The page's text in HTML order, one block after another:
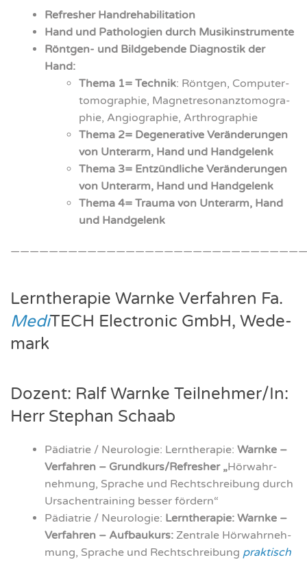
Refres­her Handreha­bi­li­ta­ti­on
Hand und Patho­lo­gien durch Musik­in­stru­men­te
Rönt­gen- und Bild­ge­ben­de Dia­gnos­tik der
Hand:
The­ma 1= Tech­nik: Rönt­gen, Com­pu­ter­
to­mo­gra­phie, Magnet­re­so­nanz­to­mo­gra­
phie, Angio­gra­phie, Arth­ro­gra­phie
The­ma 2= Dege­ne­ra­ti­ve Ver­än­de­run­gen
von Unter­arm, Hand und Hand­ge­lenk
The­ma 3= Ent­zünd­li­che Ver­än­de­run­gen
von Unter­arm, Hand und Hand­ge­lenk
The­ma 4= Trau­ma von Unter­arm, Hand
und Hand­ge­lenk
Lern­the­ra­pie Warn­ke Ver­fah­ren Fa.
MediTECH Elec­tro­nic GmbH, Wede­
mark
Dozent: Ralf Warn­ke Teilnehmer/In:
Herr Ste­phan Schaab
Päd­ia­trie / Neu­ro­lo­gie: Lern­the­ra­pie: Warn­ke –
Ver­fah­ren – Grundkurs/Refresher „Hör­wahr­
neh­mung, Spra­che und Recht­schrei­bung durch
Ursa­chen­trai­ning bes­ser för­dern“
Päd­ia­trie / Neu­ro­lo­gie: Lern­the­ra­pie: Warn­ke –
Ver­fah­ren – Auf­bau­kurs: Zen­tra­le Hör­wahr­neh­
mung, Spra­che und Recht­schrei­bung prak­tisch